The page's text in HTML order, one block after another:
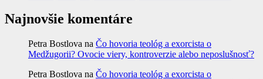
Najnovšie komentáre
Petra Bostlova na Čo hovoria teológ a exorcista o
Medžugorii? Ovocie viery, kontroverzie alebo neposlušnosť?
Petra Bostlova na Čo hovoria teológ a exorcista o